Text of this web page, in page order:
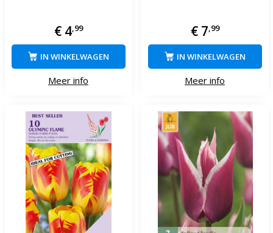
€ 4 99
Meer info
IN WINKELWAGEN
€ 7 99
Meer info
IN WINKELWAGEN